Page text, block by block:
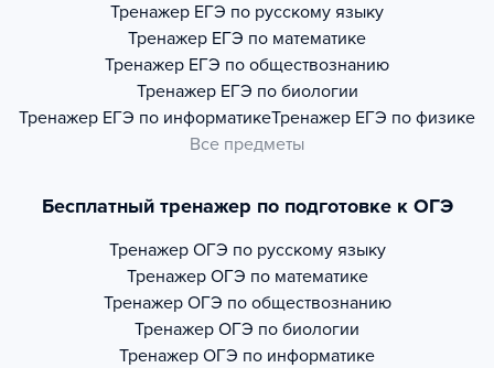
Тренажер ЕГЭ по русскому языку
Тренажер ЕГЭ по математике
Тренажер ЕГЭ по обществознанию
Тренажер ЕГЭ по биологии
Тренажер ЕГЭ по информатикеТренажер ЕГЭ по физике
Все предметы
Бесплатный тренажер по подготовке к ОГЭ
Тренажер ОГЭ по русскому языку
Тренажер ОГЭ по математике
Тренажер ОГЭ по обществознанию
Тренажер ОГЭ по биологии
Тренажер ОГЭ по информатике